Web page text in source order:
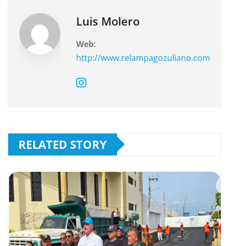
k Luis Molero
Web:
http://www.relampagozuliano.com
RELATED STORY